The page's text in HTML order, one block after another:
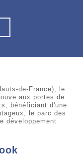
de-France), le
aux portes de
bénéficiant d'une
le parc des
développement